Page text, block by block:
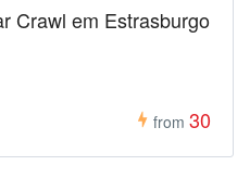
Crawl em Estrasburgo
from 30